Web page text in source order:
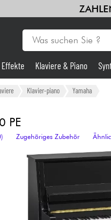
Klaviere & Piano
Klavier-piano Yamaha
PE
Zugehöriges Zubehör